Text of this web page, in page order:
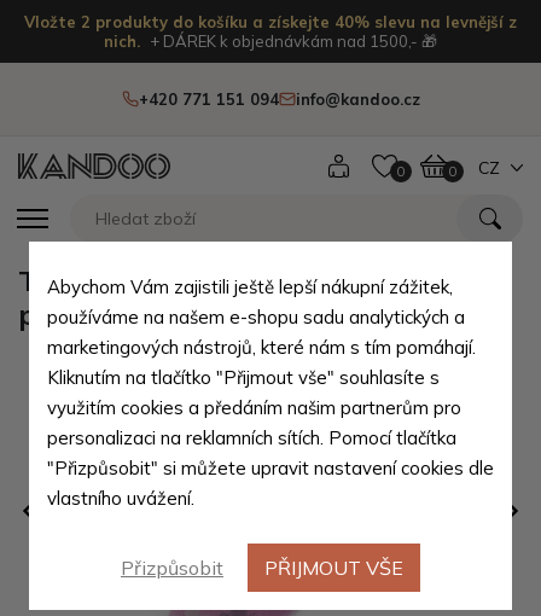
Vložte 2 produkty do košíku a získejte 40% slevu na levnější z
nich.
+ DÁREK k objednávkám nad 1500,- 🎁
+420 771 151 094 info@kandoo.cz
0 0 CZ
Tmavě růžové kojenecké dívčí
ponožky Edwin 12 - 18 měsíc
Abychom Vám zajistili ještě lepší nákupní zážitek,
používáme na našem e-shopu sadu analytických a
marketingových nástrojů, které nám s tím pomáhají.
Kliknutím na tlačítko "Přijmout vše" souhlasíte s
využitím cookies a předáním našim partnerům pro
personalizaci na reklamních sítích. Pomocí tlačítka
"Přizpůsobit" si můžete upravit nastavení cookies dle
vlastního uvážení.
Přizpůsobit PŘIJMOUT VŠE